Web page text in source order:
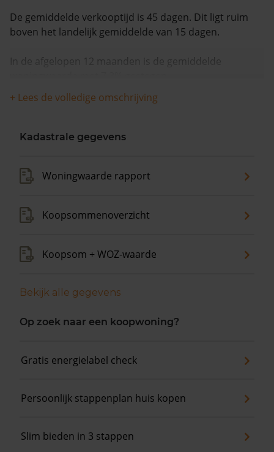
De gemiddelde verkooptijd is 45 dagen. Dit ligt ruim
boven het landelijk gemiddelde van 15 dagen.
In de afgelopen 12 maanden is de gemiddelde
+ Lees de volledige omschrijving
Kadastrale gegevens
Woningwaarde rapport
Koopsommenoverzicht
Koopsom + WOZ-waarde
Bekijk alle gegevens
Op zoek naar een koopwoning?
Gratis energielabel check
Persoonlijk stappenplan huis kopen
Slim bieden in 3 stappen